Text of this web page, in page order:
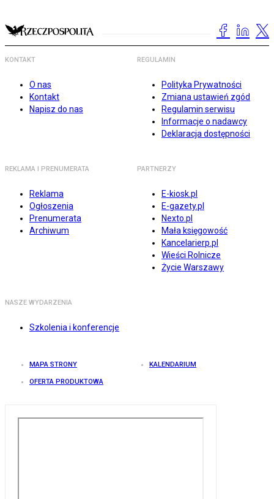
KONTAKT
O nas
Kontakt
Napisz do nas
REGULAMIN
Polityka Prywatności
Zmiana ustawień zgód
Regulamin serwisu
Informacje o nadawcy
Deklaracja dostępności
REKLAMA I PRENUMERATA
Reklama
Ogłoszenia
Prenumerata
Archiwum
PARTNERZY
E-kiosk.pl
E-gazety.pl
Nexto.pl
Mała księgowość
Kancelarierp.pl
Wieści Rolnicze
Życie Warszawy
NASZE WYDARZENIA
Szkolenia i konferencje
MAPA STRONY KALENDARIUM
OFERTA PRODUKTOWA